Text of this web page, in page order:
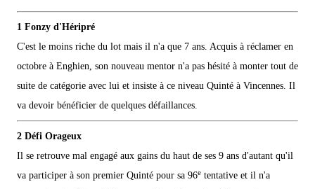
1 Fonzy d'Héripré
C'est le moins riche du lot mais il n'a que 7 ans. Acquis à réclamer en
octobre à Enghien, son nouveau mentor n'a pas hésité à monter tout de
suite de catégorie avec lui et insiste à ce niveau Quinté à Vincennes. Il
va devoir bénéficier de quelques défaillances.
2 Défi Orageux
Il se retrouve mal engagé aux gains du haut de ses 9 ans d'autant qu'il
va participer à son premier Quinté pour sa 96e tentative et il n'a